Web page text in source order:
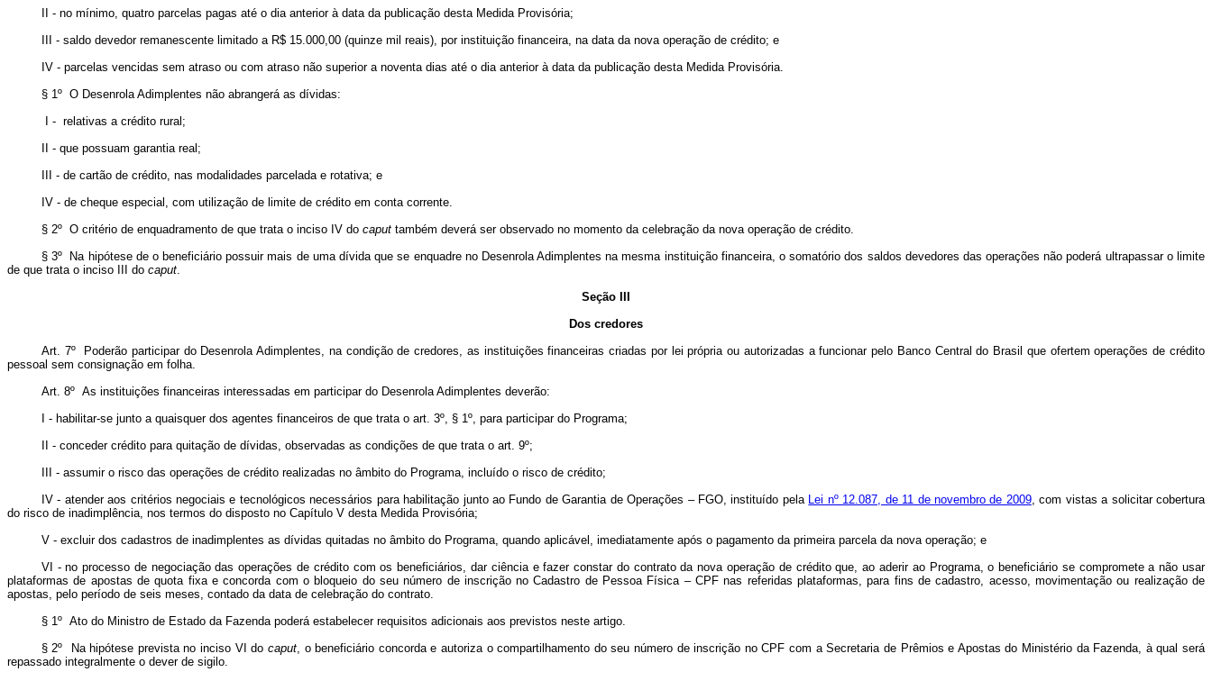
II - no mínimo, quatro parcelas pagas até o dia anterior à data da publicação desta Medida Provisória;
III - saldo devedor remanescente limitado a R$ 15.000,00 (quinze mil reais), por instituição financeira, na data da nova operação de crédito; e
IV - parcelas vencidas sem atraso ou com atraso não superior a noventa dias até o dia anterior à data da publicação desta Medida Provisória.
§ 1º O Desenrola Adimplentes não abrangerá as dívidas:
I - relativas a crédito rural;
II - que possuam garantia real;
III - de cartão de crédito, nas modalidades parcelada e rotativa; e
IV - de cheque especial, com utilização de limite de crédito em conta corrente.
§ 2º O critério de enquadramento de que trata o inciso IV do caputtambém deverá ser observado no momento da celebração da nova operação de crédito.
§ 3º Na hipótese de o beneficiário possuir mais de uma dívida que se enquadre no Desenrola Adimplentes na mesma instituição financeira, o somatório dos saldos devedores das operações não poderá ultrapassar o limite
de que trata o inciso III do caput.
Seção III
Dos credores
Art. 7º Poderão participar do Desenrola Adimplentes, na condição de credores, as instituições financeiras criadas por lei própria ou autorizadas a funcionar pelo Banco Central do Brasil que ofertem operações de crédito
pessoal sem consignação em folha.
Art. 8º As instituições financeiras interessadas em participar do Desenrola Adimplentes deverão:
I - habilitar-se junto a quaisquer dos agentes financeiros de que trata o art. 3º, § 1º, para participar do Programa;
II - conceder crédito para quitação de dívidas, observadas as condições de que trata o art. 9º;
III - assumir o risco das operações de crédito realizadas no âmbito do Programa, incluído o risco de crédito;
IV - atender aos critérios negociais e tecnológicos necessários para habilitação junto ao Fundo de Garantia de Operações – FGO, instituído pela Lei nº 12.087, de 11 de novembro de 2009, com vistas a solicitar cobertura
do risco de inadimplência, nos termos do disposto no Capítulo V desta Medida Provisória;
V - excluir dos cadastros de inadimplentes as dívidas quitadas no âmbito do Programa, quando aplicável, imediatamente após o pagamento da primeira parcela da nova operação; e
VI - no processo de negociação das operações de crédito com os beneficiários, dar ciência e fazer constar do contrato da nova operação de crédito que, ao aderir ao Programa, o beneficiário se compromete a não usar
plataformas de apostas de quota fixa e concorda com o bloqueio do seu número de inscrição no Cadastro de Pessoa Física – CPF nas referidas plataformas, para fins de cadastro, acesso, movimentação ou realização de
apostas, pelo período de seis meses, contado da data de celebração do contrato.
§ 1º Ato do Ministro de Estado da Fazenda poderá estabelecer requisitos adicionais aos previstos neste artigo.
§ 2º Na hipótese prevista no inciso VI do caput, o beneficiário concorda e autoriza o compartilhamento do seu número de inscrição no CPF com a Secretaria de Prêmios e Apostas do Ministério da Fazenda, à qual será
repassado integralmente o dever de sigilo.